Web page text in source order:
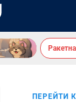
ПЕРЕЙТИ